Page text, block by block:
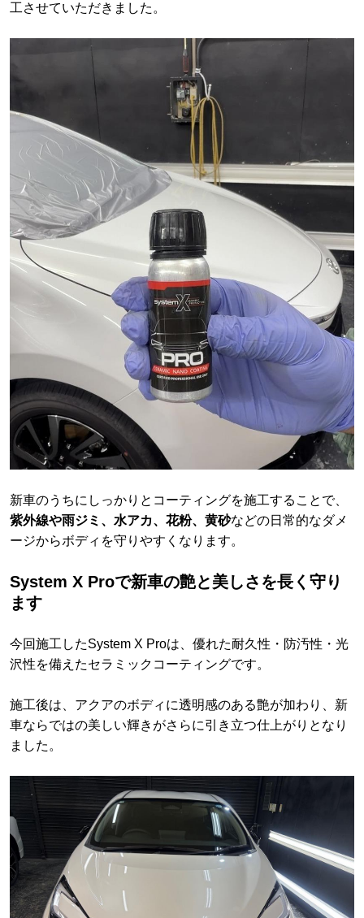
工させていただきました。
新車のうちにしっかりとコーティングを施工することで、
紫外線や雨ジミ、水アカ、花粉、黄砂などの日常的なダメ
ージからボディを守りやすくなります。
System X Proで新車の艶と美しさを長く守り
ます
今回施工したSystem X Proは、優れた耐久性・防汚性・光
沢性を備えたセラミックコーティングです。
施工後は、アクアのボディに透明感のある艶が加わり、新
車ならではの美しい輝きがさらに引き立つ仕上がりとなり
ました。